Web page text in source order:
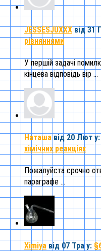
JESSESJUXXX від 31
рівняннями
У першій задачі
кінцева відповідь вір ...
Наташа від 20 Лют у:
хімічних реакціях
Пожалуйста срочно
параграфе ...
Ximiya від 07 Тра у: